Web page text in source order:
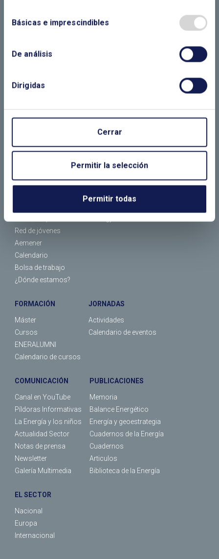
Básicas e imprescindibles
De análisis
Dirigidas
Cerrar
Permitir la selección
Permitir todas
EL CLUB
¿Qué hacemos?
Red de jóvenes
Aemener
Calendario
Bolsa de trabajo
¿Dónde estamos?
ASOCIADOS
Empresas asociadas
Socios individuales
Tipos de socios
FORMACIÓN
Máster
Cursos
ENERALUMNI
Calendario de cursos
JORNADAS
Actividades
Calendario de eventos
COMUNICACIÓN
Canal en YouTube
Píldoras Informativas
La Energía y los niños
Actualidad Sector
Notas de prensa
Newsletter
Galería Multimedia
PUBLICACIONES
Memoria
Balance Energético
Energía y geoestrategia
Cuadernos de la Energía
Cuadernos
Articulos
Biblioteca de la Energía
EL SECTOR
Nacional
Europa
Internacional